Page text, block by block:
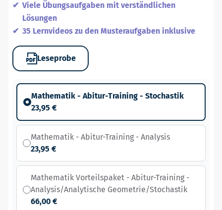
Viele Übungsaufgaben mit verständlichen
Lösungen
35 Lernvideos zu den Musteraufgaben inklusive
Leseprobe
Mathematik - Abitur-Training - Stochastik
23,95 €
Mathematik - Abitur-Training - Analysis
23,95 €
Mathematik Vorteilspaket - Abitur-Training -
Analysis/Analytische Geometrie/Stochastik
66,00 €